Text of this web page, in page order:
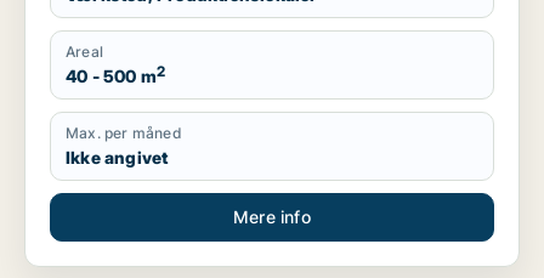
Areal
40 - 500 m2
Max. per måned
Ikke angivet
Mere info